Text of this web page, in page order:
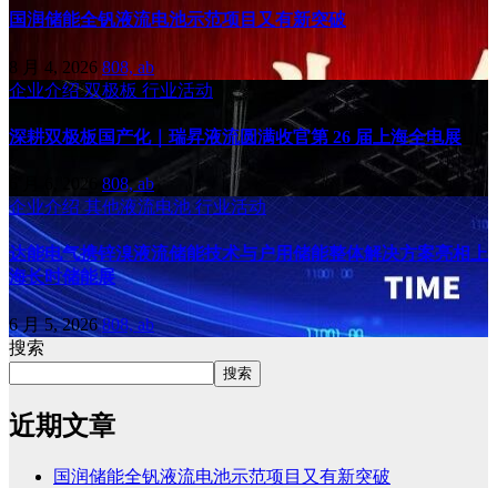
国润储能全钒液流电池示范项目又有新突破
8 月 4, 2026 808, ab
企业介绍双极板 行业活动
深耕双极板国产化｜瑞昇液流圆满收官第 26 届上海全电展
6 月 6, 2026 808, ab
企业介绍 其他液流电池 行业活动
达能电气携锌溴液流储能技术与户用储能整体解决方案亮相上
海长时储能展
6 月 5, 2026808, ab
搜索
搜索
近期文章
国润储能全钒液流电池示范项目又有新突破